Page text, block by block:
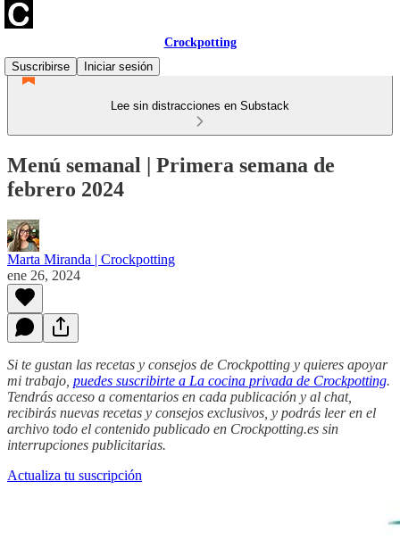
Crockpotting
Suscribirse
Iniciar sesión
Lee sin distracciones en Substack
Menú semanal | Primera semana de
febrero 2024
Marta Miranda | Crockpotting
ene 26, 2024
Si te gustan las recetas y consejos de Crockpotting y quieres apoyar
mi trabajo, puedes suscribirte a La cocina privada de Crockpotting.
Tendrás acceso a comentarios en cada publicación y al chat,
recibirás nuevas recetas y consejos exclusivos, y podrás leer en el
archivo todo el contenido publicado en Crockpotting.es sin
interrupciones publicitarias.
Actualiza tu suscripción